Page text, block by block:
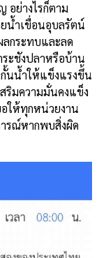
อย่างไรก็ตาม
น้ำเขื่อนอุบลรัตน์
กระทบและลด
ระชังปลาหรือบ้าน
นน้ำให้แข็งแรงขึ้น
ริมความมั่นคงแข็ง
ให้ทุกหน่วยงาน
รณ์หากพบสิ่งผิด